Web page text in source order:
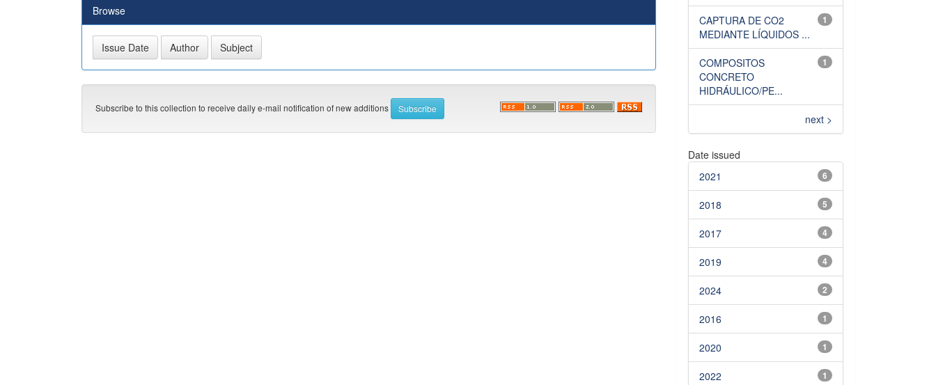
Browse
Subscribe to this collection to receive daily e-mail notification of new additions
1
CAPTURA DE CO2
MEDIANTE LÍQUIDOS ...
1
COMPOSITOS
CONCRETO
HIDRÁULICO/PE...
next >
Date issued
6
2021
5
2018
4
2017
4
2019
2
2024
1
2016
1
2020
1
2022